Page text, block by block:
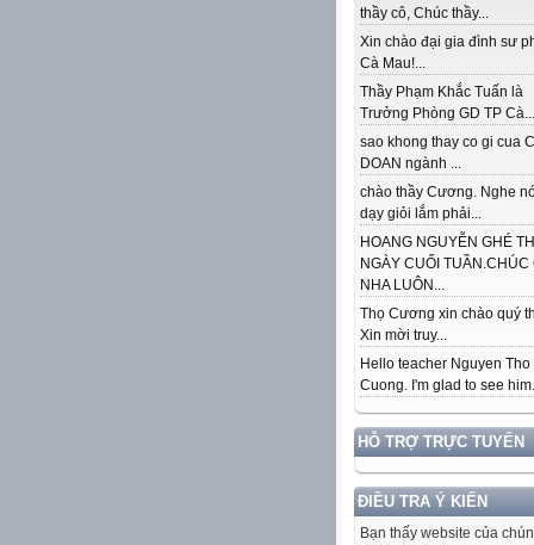
thầy cô, Chúc thầy...
Xin chào đại gia đình sư
Cà Mau!...
Thầy Phạm Khắc Tuấn là
Trưởng Phòng GD TP Cà...
sao khong thay co gi cua
DOAN ngành ...
chào thầy Cương. Nghe
dạy giỏi lắm phải...
HOANG NGUYỄN GHÉ
NGÀY CUỐI TUẦN.CHÚC
NHA LUÔN...
Thọ Cương xin chào quý
Xin mời truy...
Hello teacher Nguyen Tho
Cuong. I'm glad to see
HỖ TRỢ TRỰC TUYẾN
ĐIỀU TRA Ý KIẾN
Bạn thấy website của